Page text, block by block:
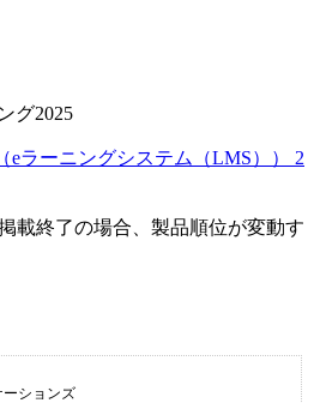
グ2025
eラーニングシステム（LMS）） 2
載終了の場合、製品順位が変動す
ションズ